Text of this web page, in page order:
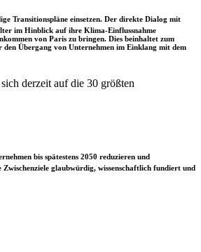
Transitionspläne einsetzen. Der direkte Dialog mit
im Hinblick auf ihre Klima-Einflussnahme
von Paris zu bringen. Dies beinhaltet zum
den Übergang von Unternehmen im Einklang mit dem
derzeit auf die 30 größten
bis spätestens 2050 reduzieren und
glaubwürdig, wissenschaftlich fundiert und